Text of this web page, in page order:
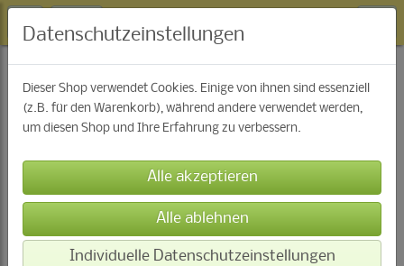
Blüten & Pflanzen Essenzen
Datenschutzeinstellungen
Dieser Shop verwendet Cookies. Einige von ihnen sind essenziell
(z.B. für den Warenkorb), während andere verwendet werden,
um diesen Shop und Ihre Erfahrung zu verbessern.
Individuelle Datenschutzeinstellungen